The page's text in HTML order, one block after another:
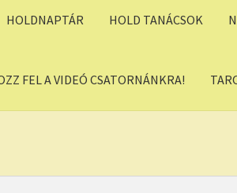
HOLDNAPTÁR HOLD TANÁCSOK
FEL A VIDEÓ CSATORNÁNKRA!